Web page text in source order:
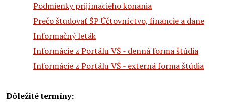
Podmienky prijímacieho konania
Prečo študovať ŠP Účtovníctvo, financie a dane
Informačný leták
Informácie z Portálu VŠ - denná forma štúdia
Informácie z Portálu VŠ - externá forma štúdia
Dôležité termíny: